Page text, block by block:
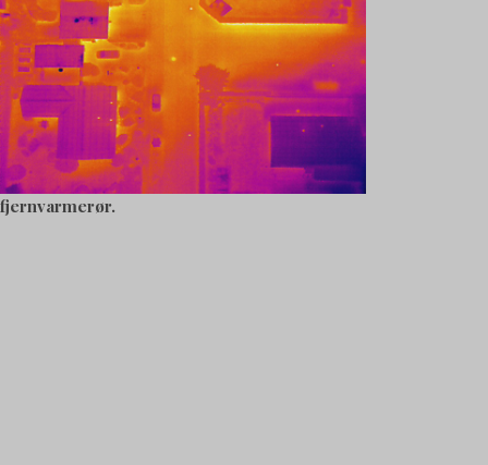
fjernvarmerør.